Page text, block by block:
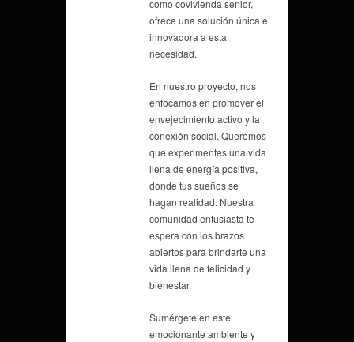
como covivienda senior,
ofrece una solución única e
innovadora a esta
necesidad.
En nuestro proyecto, nos
enfocamos en promover el
envejecimiento activo y la
conexión social. Queremos
que experimentes una vida
llena de energía positiva,
donde tus sueños se
hagan realidad. Nuestra
comunidad entusiasta te
espera con los brazos
abiertos para brindarte una
vida llena de felicidad y
bienestar.
Sumérgete en este
emocionante ambiente y